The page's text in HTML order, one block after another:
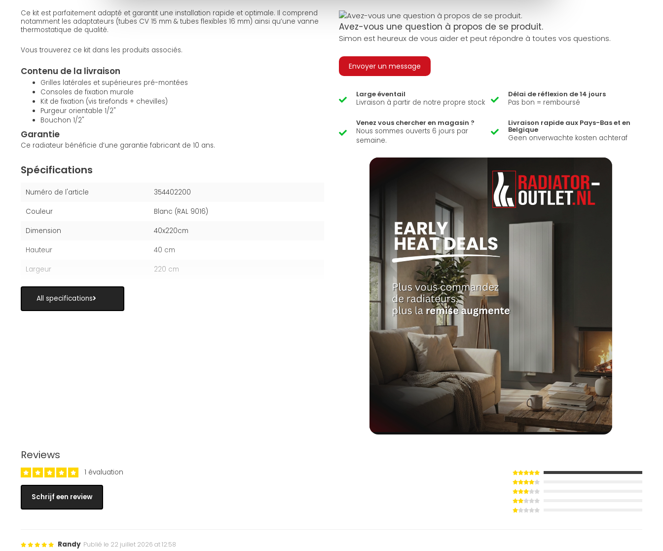
Ce kit est parfaitement adapté et garantit une installation rapide et optimale. Il comprend
notamment les adaptateurs (tubes CV 15 mm & tubes flexibles 16 mm) ainsi qu’une vanne
thermostatique de qualité.
Vous trouverez ce kit dans les produits associés.
Contenu de la livraison
Grilles latérales et supérieures pré-montées
Consoles de fixation murale
Kit de fixation (vis tirefonds + chevilles)
Purgeur orientable 1/2"
Bouchon 1/2"
Garantie
Ce radiateur bénéficie d’une garantie fabricant de 10 ans.
Spécifications
Numéro de l'article 354402200
Couleur Blanc (RAL 9016)
Dimension 40x220cm
Hauteur 40 cm
Largeur 220 cm
All specifications
Avez-vous une question à propos de se produit.
Simon est heureux de vous aider et peut répondre à toutes vos questions.
Envoyer un message
Large éventail
Livraison à partir de notre propre stock
Délai de réflexion de 14 jours
Pas bon = remboursé
Venez vous chercher en magasin ?
Nous sommes ouverts 6 jours par
semaine.
Livraison rapide aux Pays-Bas et en
Belgique
Geen onverwachte kosten achteraf
Reviews
1 évaluation
Schrijf een review
Randy Publié le 22 juillet 2026 at 12:58